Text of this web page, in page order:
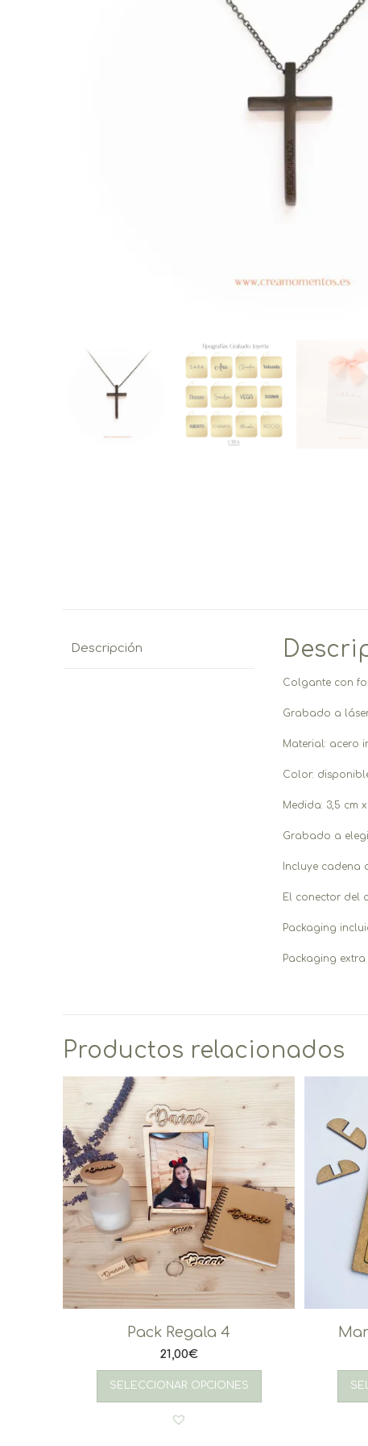
Descripción
Colgante con
Grabado a
Material: acero
Color:
Medida: 3,5 cm
Grabado a
Incluye cadena
El conector del
Packaging
Packaging
Productos relacionados
Pack Regala 4
21,00€
SELECCIONAR OPCIONES